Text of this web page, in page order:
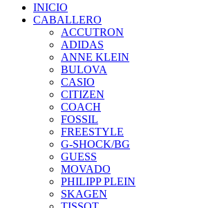
INICIO
CABALLERO
ACCUTRON
ADIDAS
ANNE KLEIN
BULOVA
CASIO
CITIZEN
COACH
FOSSIL
FREESTYLE
G-SHOCK/BG
GUESS
MOVADO
PHILIPP PLEIN
SKAGEN